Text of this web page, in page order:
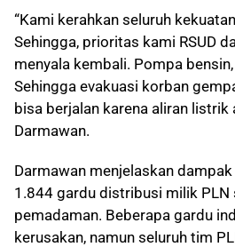
“Kami kerahkan seluruh
Sehingga, prioritas kami RSUD
menyala kembali. Pompa
Sehingga evakuasi korban
bisa berjalan karena aliran listrik
Darmawan.
Darmawan menjelaskan
1.844 gardu distribusi milik
pemadaman. Beberapa gardu
kerusakan, namun seluruh tim